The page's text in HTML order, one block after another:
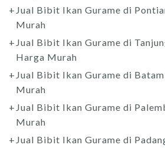
Jual Bibit Ikan Gurame di
Murah
Jual Bibit Ikan Gurame di
Harga Murah
Jual Bibit Ikan Gurame di
Murah
Jual Bibit Ikan Gurame di
Murah
Jual Bibit Ikan Gurame di